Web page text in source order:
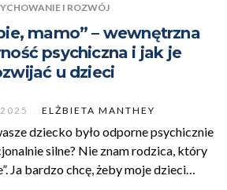
I ROZWÓJ
mamo” – wewnętrzna
psychiczna i jak je
u dzieci
ELŻBIETA MANTHEY
dziecko było odporne psychicznie
silne? Nie znam rodzica, który
Ja bardzo chcę, żeby moje dzieci…